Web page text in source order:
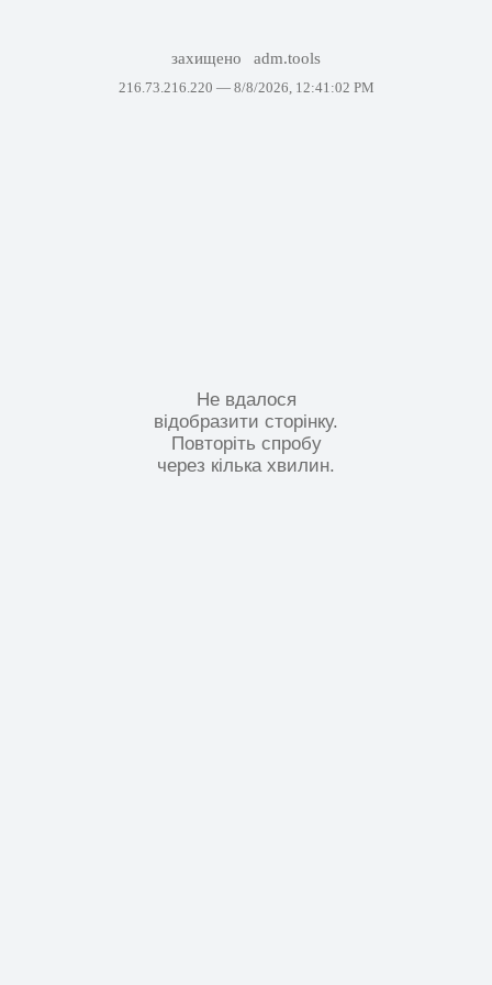
захищено adm.tools
216.73.216.220 — 8/8/2026, 12:41:02 PM
Не вдалося
відобразити сторінку.
Повторіть спробу
через кілька хвилин.